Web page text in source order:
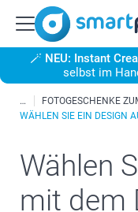
🪄 NEU: Instant
selbst im
FOTOGESCHENKE
WÄHLEN SIE EIN DESIGN
Wählen
mit dem